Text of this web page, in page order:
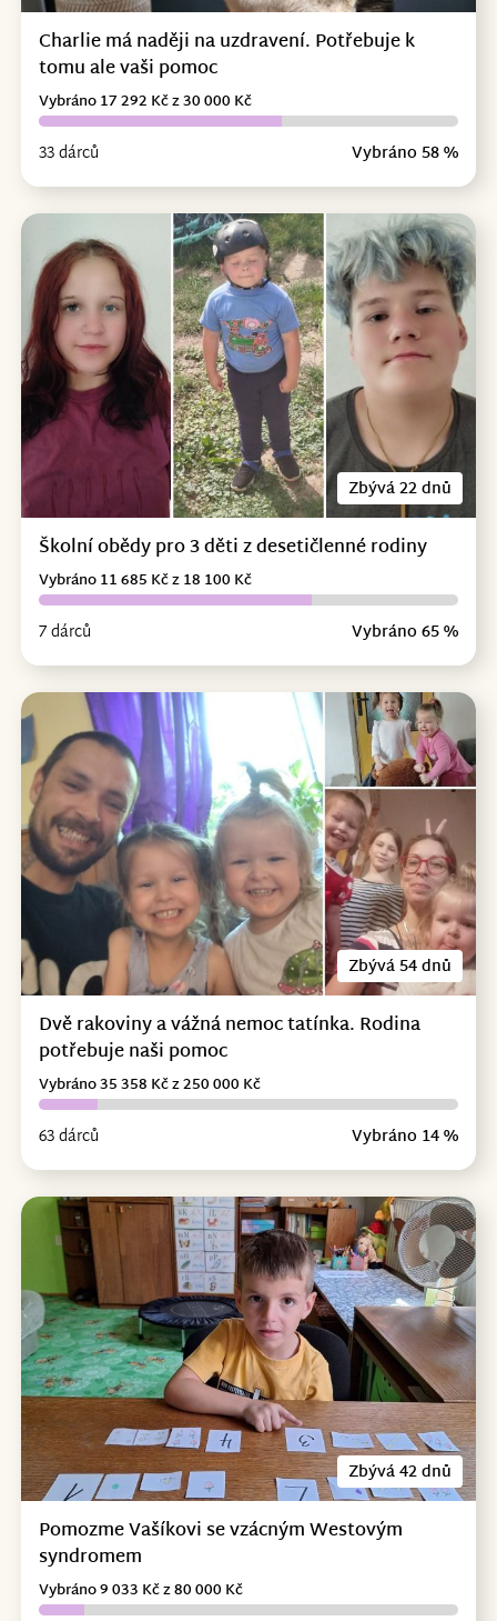
Charlie má naději na uzdravení. Potřebuje k
tomu ale vaši pomoc
33 dárců Vybráno 58 %
Vybráno 17 292 Kč z 30 000 Kč
Zbývá 22 dnů
Školní obědy pro 3 děti z desetičlenné rodiny
7 dárců Vybráno 65 %
Vybráno 11 685 Kč z 18 100 Kč
Zbývá 54 dnů
Dvě rakoviny a vážná nemoc tatínka. Rodina
potřebuje naši pomoc
63 dárců Vybráno 14 %
Vybráno 35 358 Kč z 250 000 Kč
Zbývá 42 dnů
Pomozme Vašíkovi se vzácným Westovým
syndromem
Vybráno 9 033 Kč z 80 000 Kč